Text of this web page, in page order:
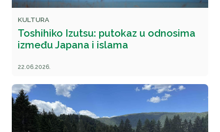
KULTURA
Toshihiko Izutsu: putokaz u odnosima
između Japana i islama
22.06.2026.